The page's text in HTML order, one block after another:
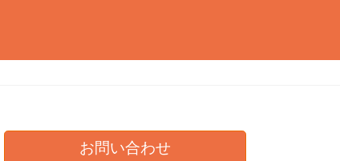
お問い合わせ